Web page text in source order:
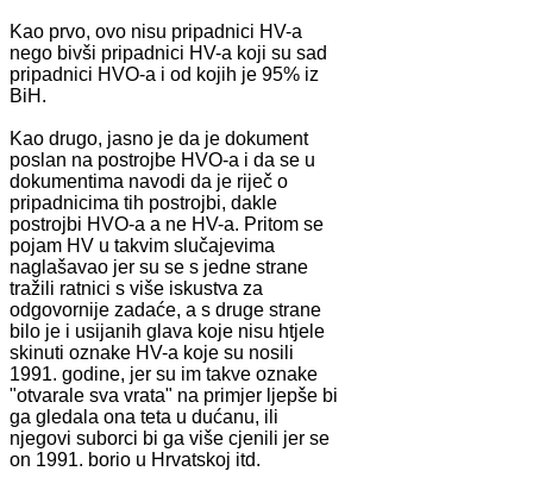
Kao prvo, ovo nisu pripadnici HV-a
nego bivši pripadnici HV-a koji su sad
pripadnici HVO-a i od kojih je 95% iz
BiH.
Kao drugo, jasno je da je dokument
poslan na postrojbe HVO-a i da se u
dokumentima navodi da je riječ o
pripadnicima tih postrojbi, dakle
postrojbi HVO-a a ne HV-a. Pritom se
pojam HV u takvim slučajevima
naglašavao jer su se s jedne strane
tražili ratnici s više iskustva za
odgovornije zadaće, a s druge strane
bilo je i usijanih glava koje nisu htjele
skinuti oznake HV-a koje su nosili
1991. godine, jer su im takve oznake
"otvarale sva vrata" na primjer ljepše bi
ga gledala ona teta u dućanu, ili
njegovi suborci bi ga više cjenili jer se
on 1991. borio u Hrvatskoj itd.